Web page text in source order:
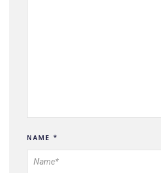
NAME *